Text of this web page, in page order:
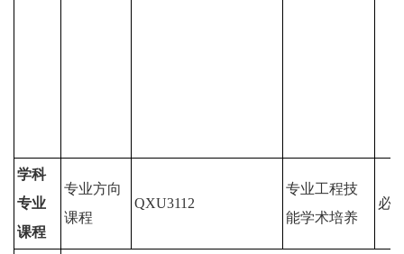
学科
专业
课程
专业方向
课程
QXU3112
专业工程技
能学术培养
必